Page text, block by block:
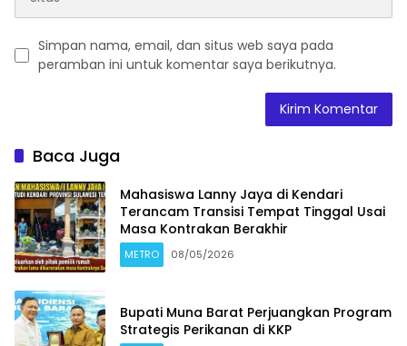
Simpan nama, email, dan situs web saya pada
peramban ini untuk komentar saya berikutnya.
Baca Juga
Mahasiswa Lanny Jaya di Kendari
Terancam Transisi Tempat Tinggal Usai
Masa Kontrakan Berakhir
METRO 08/05/2026
Bupati Muna Barat Perjuangkan Program
Strategis Perikanan di KKP